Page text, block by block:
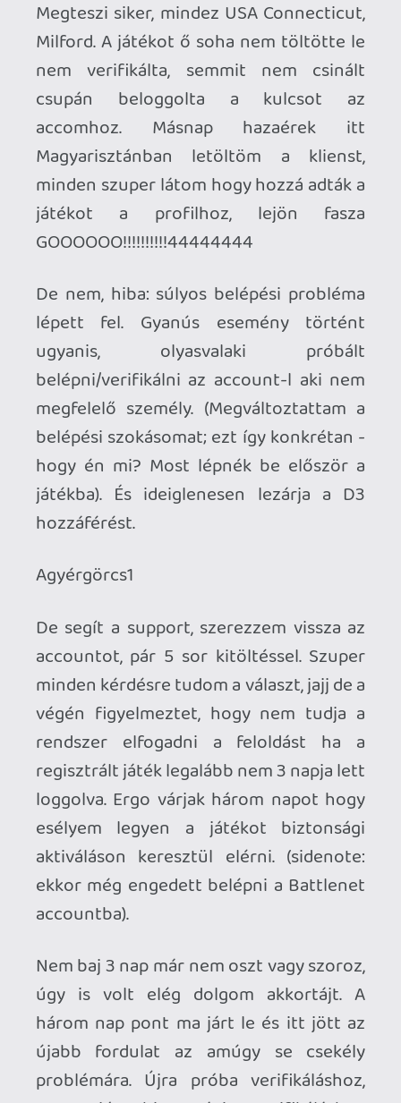
minden kérdésre tudom a választ, jajj de a
végén figyelmeztet, hogy nem tudja a
rendszer elfogadni a feloldást ha a
regisztrált játék legalább nem 3 napja lett
loggolva. Ergo várjak három napot hogy
esélyem legyen a játékot biztonsági
aktiváláson keresztül elérni. (sidenote:
ekkor még engedett belépni a Battlenet
accountba).
Nem baj 3 nap már nem oszt vagy szoroz,
úgy is volt elég dolgom akkortájt. A
újabb fordulat az amúgy se csekély
problémára. Újra próba verifikáláshoz,
nem jó, biztonsági verifikáláshoz
megadok mindent, most már nincs 3
napos dolog, de ismét hiba: nem tudja
elfogadni a játék kulcsot, mert az nem
megfelelő régióban van...... Nah még
mindig nincs veszve minden. Megkérem
tesóm, próbálja már meg ő a biztonsági
belépést, hiszen minden információt
ismer hozzá, és remélhetőleg csak annyi
baja van, hogy az amcsi játék nem megy
még ha sikerül is, se fog menni EU-ban
egyszer az életben.
Párhuzamosan jön egy levél a email-re,
amiben közlik velem, hogy kénytelenek
mert komoly visszaélések történtek, amit
ők már nem tűrhettek tovább. És tényleg
bezárták!
Agyérgörcs 2.
Azt nem értem hogy a minőségirányítási
szakember hogy nem ugrott ki az
ablakon amikor ilyen faszság régiózárt
csináltak és nem szóltak az embereknek.
kibírok, a régiózárt viszont nem, meg
összes fent felsorolt hibát sem.
Kiskanálba víz nélkül sorba fojtogatnám
őket.